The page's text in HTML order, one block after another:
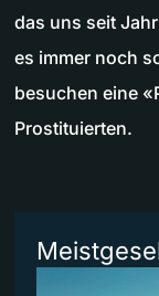
das uns seit
es immer noch
besuchen eine
Prostituierten.